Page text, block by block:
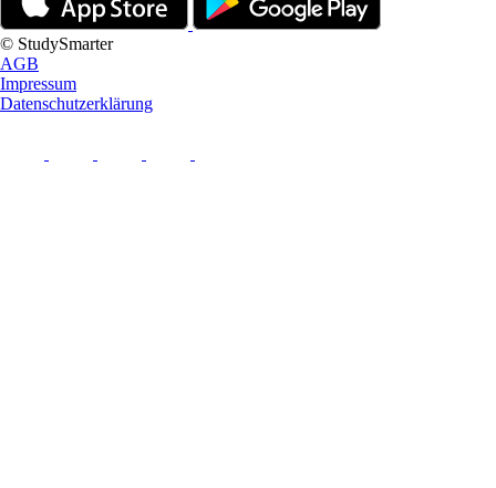
© StudySmarter
AGB
Impressum
Datenschutzerklärung